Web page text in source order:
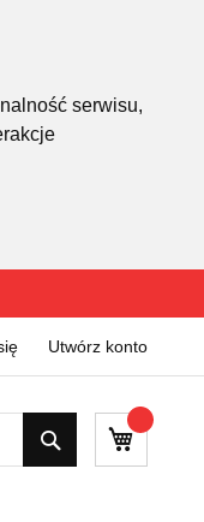
serwisu,
Utwórz konto
Mój
Szukaj